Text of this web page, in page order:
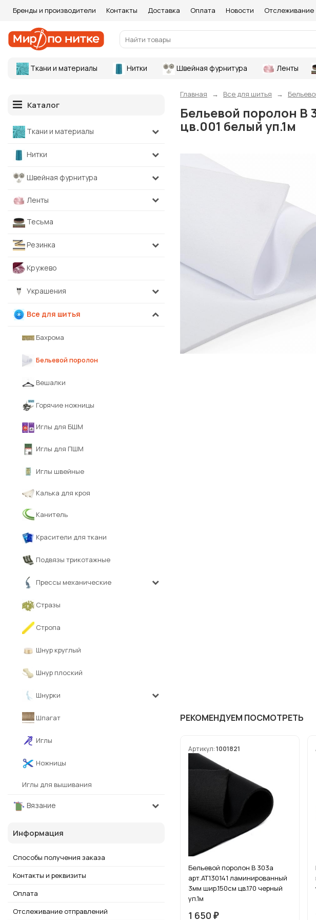
Бренды и производители Контакты Доставка Оплата Новости Отслеживание
Ткани и материалы Нитки Швейная фурнитура Ленты
Главная Все для шитья
Бельевой поролон В
цв.001 белый уп.1м
РЕКОМЕНДУЕМ ПОСМОТРЕТЬ
Артикул:1001821
Бельевой поролон В 303а
арт.АТ130141 ламинированный
3мм шир.150см цв.170 черный
уп.1м
1 650 ₽
Каталог
Ткани и материалы
Нитки
Швейная фурнитура
Ленты
Тесьма
Резинка
Кружево
Украшения
Все для шитья
Бахрома
Бельевой поролон
Вешалки
Горячие ножницы
Иглы для БШМ
Иглы для ПШМ
Иглы швейные
Калька для кроя
Канитель
Красители для ткани
Подвязы трикотажные
Прессы механические
Стразы
Стропа
Шнур круглый
Шнур плоский
Шнурки
Шпагат
Иглы
Ножницы
Иглы для вышивания
Вязание
Информация
Способы получения заказа
Контакты и реквизиты
Оплата
Отслеживание отправлений